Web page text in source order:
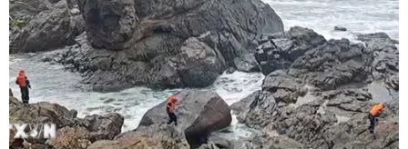
động thích ứng với biến đổi khí hậu
08/08/2026 02:53
Quảng Trị quyết tâm bàn giao sớm
mặt bằng Dự án Nhà máy điện gió